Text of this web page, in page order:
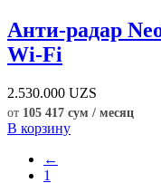
Анти-радар
Wi-Fi
2.530.000 UZS
от 105 417 сум / месяц
В корзину
←
1